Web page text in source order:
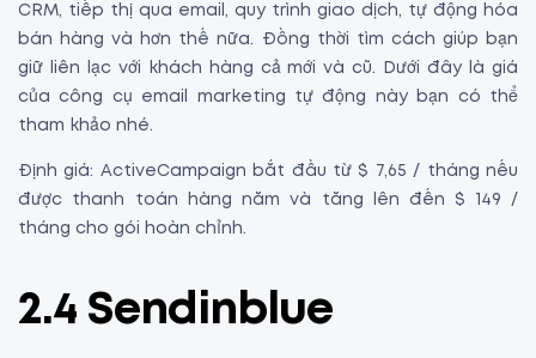
CRM, tiếp thị qua email, quy trình giao dịch, tự động hóa
bán hàng và hơn thế nữa. Đồng thời tìm cách giúp bạn
giữ liên lạc với khách hàng cả mới và cũ. Dưới đây là giá
của công cụ email marketing tự động này bạn có thể
tham khảo nhé.
Định giá: ActiveCampaign bắt đầu từ $ 7,65 / tháng nếu
được thanh toán hàng năm và tăng lên đến $ 149 /
tháng cho gói hoàn chỉnh.
2.4 Sendinblue